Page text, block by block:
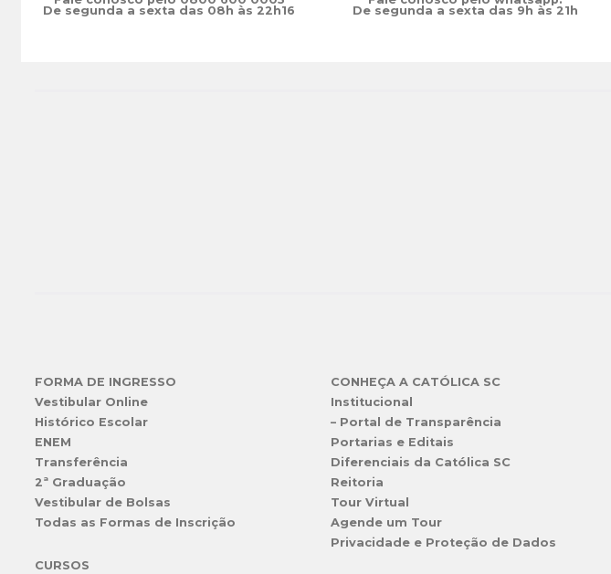
De segunda a sexta das 08h às 22h16
De segunda a sexta das 9h às 21h
FORMA DE INGRESSO
Vestibular Online
Histórico Escolar
ENEM
Transferência
2ª Graduação
Vestibular de Bolsas
Todas as Formas de Inscrição
CURSOS
CONHEÇA A CATÓLICA SC
Institucional
– Portal de Transparência
Portarias e Editais
Diferenciais da Católica SC
Reitoria
Tour Virtual
Agende um Tour
Privacidade e Proteção de Dados